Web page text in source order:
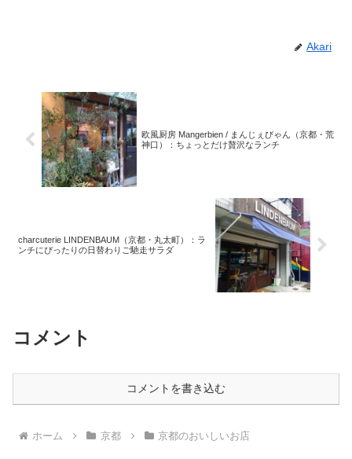
Akari
欧風厨房 Mangerbien / まんじぇびゃん（京都・荒
神口）：ちょっとだけ贅沢なランチ
charcuterie LINDENBAUM（京都・丸太町）：ラ
ンチにぴったりの日替わりご馳走サラダ
コメント
コメントを書き込む
ホーム 京都 京都のおいしいお店